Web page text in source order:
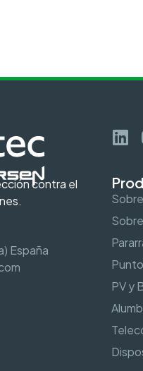
contra el
España
PV y